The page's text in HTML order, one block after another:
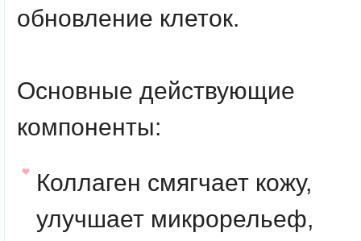
обновление клеток.
Основные действующие
компоненты:
Коллаген смягчает кожу,
улучшает микрорельеф,